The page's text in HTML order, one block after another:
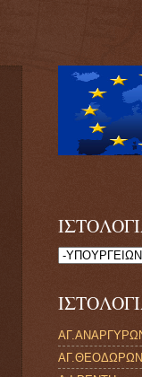
ΑΓ.ΘΕΟΔΩΡΩΝ